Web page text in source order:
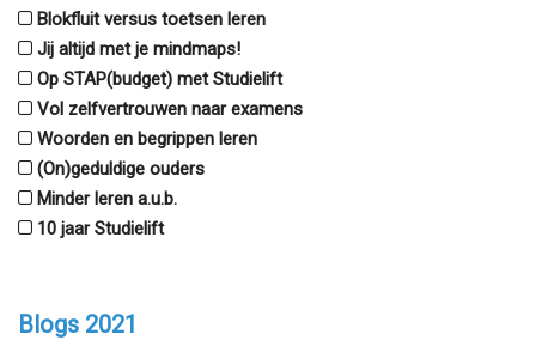
Blokfluit versus toetsen leren
Jij altijd met je mindmaps!
Op STAP(budget) met Studielift
Vol zelfvertrouwen naar examens
Woorden en begrippen leren
(On)geduldige ouders
Minder leren a.u.b.
10 jaar Studielift
Blogs 2021